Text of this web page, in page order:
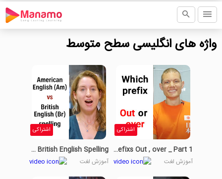
واژه های انگلیسی سطح متوسط
اشتراکی
The Prefixs Out , over _ Part 1
آموزش لغت
اشتراکی
American English Vs British English Spelling
آموزش لغت